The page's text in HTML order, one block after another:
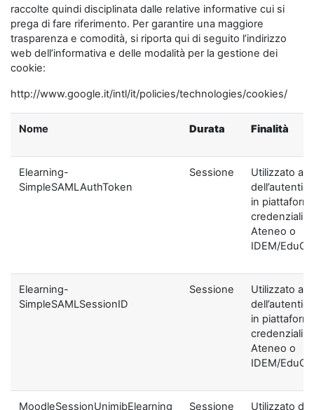
raccolte quindi disciplinata dalle relative informative cui si
prega di fare riferimento. Per garantire una maggiore
trasparenza e comodità, si riporta qui di seguito l’indirizzo
web dell’informativa e delle modalità per la gestione dei
cookie:
http://www.google.it/intl/it/policies/technologies/cookies/
Nome Durata Finalità
Elearning-
SimpleSAMLAuthToken
Sessione
Utilizzato ai
in
credenziali di
Ateneo o
IDEM/
Elearning-
SimpleSAMLSessionID
Sessione
Utilizzato ai
in
credenziali di
Ateneo o
IDEM/
MoodleSessionUnimibElearning Sessione
Utilizzato